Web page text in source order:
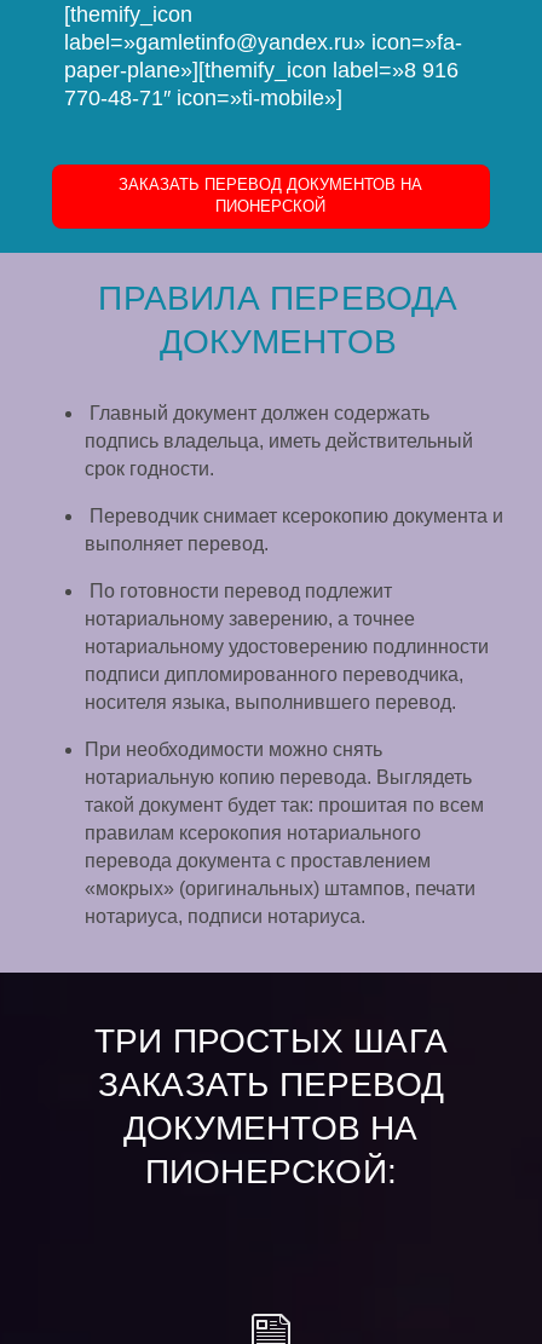
[themify_icon
label=»gamletinfo@yandex.ru» icon=»fa-
paper-plane»][themify_icon label=»8 916
770-48-71″ icon=»ti-mobile»]
ЗАКАЗАТЬ ПЕРЕВОД ДОКУМЕНТОВ НА
ПИОНЕРСКОЙ
ПРАВИЛА ПЕРЕВОДА
ДОКУМЕНТОВ
Главный документ должен содержать
подпись владельца, иметь действительный
срок годности.
Переводчик снимает ксерокопию документа и
выполняет перевод.
По готовности перевод подлежит
нотариальному заверению, а точнее
нотариальному удостоверению подлинности
подписи дипломированного переводчика,
носителя языка, выполнившего перевод.
При необходимости можно снять
нотариальную копию перевода. Выглядеть
такой документ будет так: прошитая по всем
правилам ксерокопия нотариального
перевода документа с проставлением
«мокрых» (оригинальных) штампов, печати
нотариуса, подписи нотариуса.
ТРИ ПРОСТЫХ ШАГА
ЗАКАЗАТЬ ПЕРЕВОД
ДОКУМЕНТОВ НА
ПИОНЕРСКОЙ: